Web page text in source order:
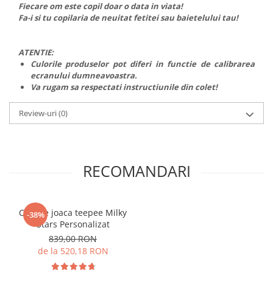
Fiecare om este copil doar o data in viata!
Fa-i si tu copilaria de neuitat fetitei sau baietelului tau!
ATENTIE:
Culorile produselor pot diferi in functie de calibrarea
ecranului dumneavoastra.
Va rugam sa respectati instructiunile din colet!
Review-uri(0)
RECOMANDARI
-38%
Cort de joaca teepee Milky
Stars Personalizat
839,00 RON
de la 520,18 RON